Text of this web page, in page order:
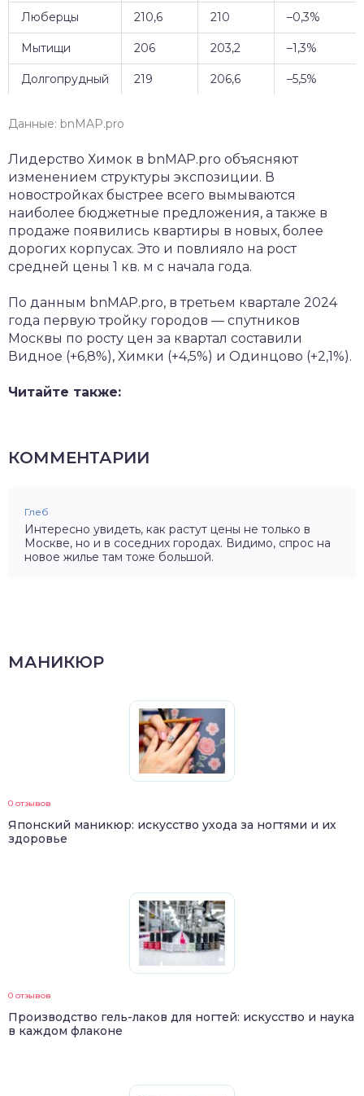
Люберцы 210,6 210 –0,3%
Мытищи 206 203,2 –1,3%
Долгопрудный 219 206,6 –5,5%
Данные: bnMAP.pro
Лидерство Химок в bnMAP.pro объясняют
изменением структуры экспозиции. В
новостройках быстрее всего вымываются
наиболее бюджетные предложения, а также в
продаже появились квартиры в новых, более
дорогих корпусах. Это и повлияло на рост
средней цены 1 кв. м с начала года.
По данным bnMAP.pro, в третьем квартале 2024
года первую тройку городов — спутников
Москвы по росту цен за квартал составили
Видное (+6,8%), Химки (+4,5%) и Одинцово (+2,1%).
Читайте также:
КОММЕНТАРИИ
Глеб
Интересно увидеть, как растут цены не только в
Москве, но и в соседних городах. Видимо, спрос на
новое жилье там тоже большой.
МАНИКЮР
0 отзывов
Японский маникюр: искусство ухода за ногтями и их
здоровье
0 отзывов
Производство гель-лаков для ногтей: искусство и наука
в каждом флаконе